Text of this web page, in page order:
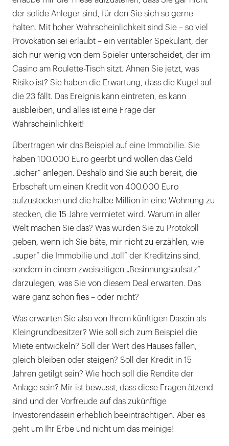
Geldanlagen.
Außerdem
unterstützt
er
Zahnärzte
auf
Honorarbasis
bei
der
des
Privatvermögens.
|
der solide Anleger sind, für den Sie sich so gerne
halten. Mit hoher Wahrscheinlichkeit sind Sie – so viel
Provokation sei erlaubt – ein veritabler Spekulant, der
sich nur wenig von dem Spieler unterscheidet, der im
Casino am Roulette-Tisch sitzt. Ahnen Sie jetzt, was
Risiko ist? Sie haben die Erwartung, dass die Kugel auf
die 23 fällt. Das Ereignis kann eintreten, es kann
ausbleiben, und alles ist eine Frage der
Wahrscheinlichkeit!
Übertragen wir das Beispiel auf eine Immobilie. Sie
haben 100.000 Euro geerbt und wollen das Geld
„sicher“ anlegen. Deshalb sind Sie auch bereit, die
Erbschaft um einen Kredit von 400.000 Euro
aufzustocken und die halbe Million in eine Wohnung zu
stecken, die 15 Jahre vermietet wird. Warum in aller
Welt machen Sie das? Was würden Sie zu Protokoll
geben, wenn ich Sie bäte, mir nicht zu erzählen, wie
„super“ die Immobilie und „toll“ der Kreditzins sind,
sondern in einem zweiseitigen „Besinnungsaufsatz“
darzulegen, was Sie von diesem Deal erwarten. Das
wäre ganz schön fies – oder nicht?
Was erwarten Sie also von Ihrem künftigen Dasein als
Kleingrundbesitzer? Wie soll sich zum Beispiel die
Miete entwickeln? Soll der Wert des Hauses fallen,
gleich bleiben oder steigen? Soll der Kredit in 15
Jahren getilgt sein? Wie hoch soll die Rendite der
Anlage sein? Mir ist bewusst, dass diese Fragen ätzend
sind und der Vorfreude auf das zukünftige
Investorendasein erheblich beeinträchtigen. Aber es
geht um Ihr Erbe und nicht um das meinige!